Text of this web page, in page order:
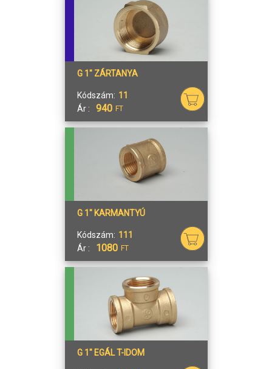
G 1" ZÁRTANYA
Kódszám: 11
Ár :
940 FT
G 1" KARMANTYÚ
Kódszám: 111
Ár :
1080 FT
G 1" EGÁL T-IDOM